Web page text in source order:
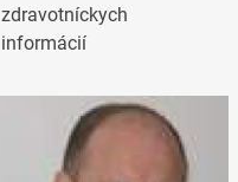
zdravotníckych
informácií